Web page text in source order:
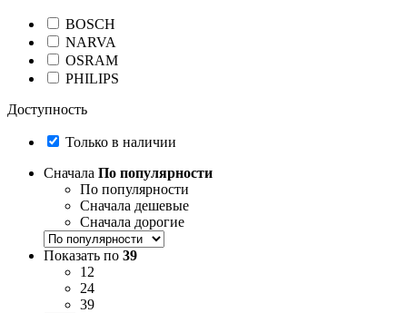
BOSCH
NARVA
OSRAM
PHILIPS
Доступность
Только в наличии
Сначала По популярности
По популярности
Сначала дешевые
Сначала дорогие
Показать по 39
12
24
39